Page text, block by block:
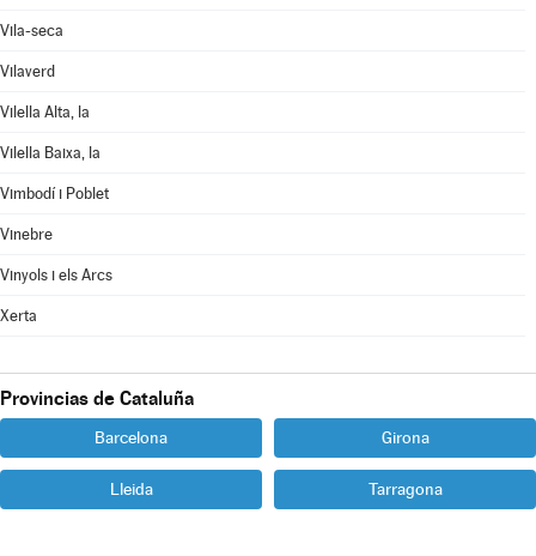
Vila-seca
Vilaverd
Vilella Alta, la
Vilella Baixa, la
Vimbodí i Poblet
Vinebre
Vinyols i els Arcs
Xerta
Provincias de Cataluña
Barcelona Girona
Lleida Tarragona